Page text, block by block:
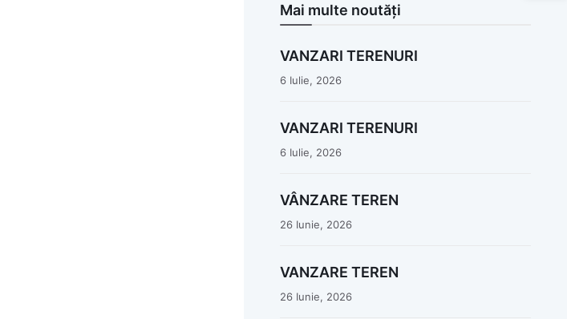
Mai multe noutăți
VANZARI TERENURI
6 Iulie, 2026
VANZARI TERENURI
6 Iulie, 2026
VÂNZARE TEREN
26 Iunie, 2026
VANZARE TEREN
26 Iunie, 2026